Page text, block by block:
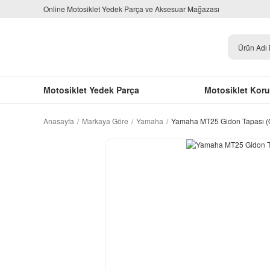
Online Motosiklet Yedek Parça ve Aksesuar Mağazası
Motosiklet Yedek Parça Motosiklet
Anasayfa Markaya Göre Yamaha Yamaha MT25 Gidon Tapası